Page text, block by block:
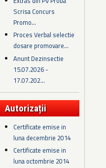
Scrisa Concurs
Promo...
Proces Verbal selectie
dosare promovare...
Anunt Dezinsectie
15.07.2026 -
17.07.202...
Autorizații
Certificate emise in
luna decembrie 2014
Certificate emise in
luna octombrie 2014